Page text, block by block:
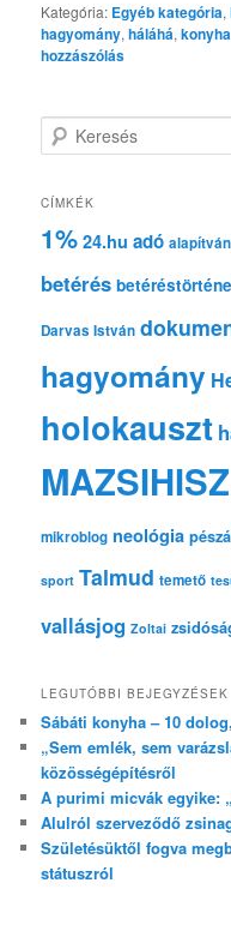
Kategória: Egyéb kategória,
hagyomány,háláhá,konyha
hozzászólás
e
e
é
CÍMKÉK
1% 24.hu adó
betérés
Darvas István
hagyomány
holokauszt
MAZSIHISZ
mikroblog neológia
sport Talmud temető
vallásjog Zoltai
LEGUTÓBBI BEJEGYZÉSEK
Sábáti konyha – 10
„Sem emlék, sem
közösségépítésről
A purimi micvák egyike:
Alulról szerveződő
Születésüktől fogva
státuszról